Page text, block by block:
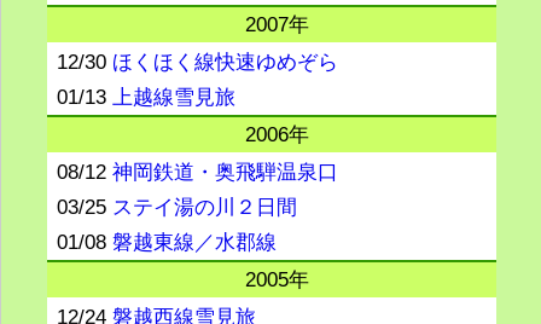
2007年
12/30 ほくほく線快速ゆめぞら
01/13上越線雪見旅
2006年
08/12神岡鉄道・奥飛騨温泉口
03/25 ステイ湯の川２日間
01/08磐越東線／水郡線
2005年
12/24磐越西線雪見旅